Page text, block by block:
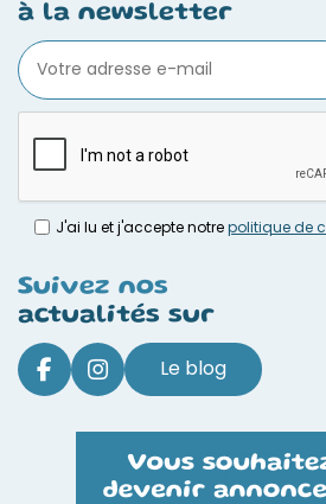
à la newsletter
J'ai lu et j'accepte notrepolitique de
Suivez nos
actualités sur
Le blog